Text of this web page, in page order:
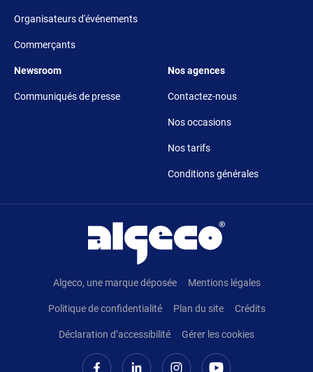
Organisateurs d'événements
Commerçants
Footer 5
Newsroom
Communiqués de presse
Footer 6
Nos agences
Contactez-nous
Nos occasions
Nos tarifs
Conditions générales
Algeco, une marque déposée Mentions légales
Politique de confidentialité Plan du site Crédits
Déclaration d’accessibilité Gérer les cookies